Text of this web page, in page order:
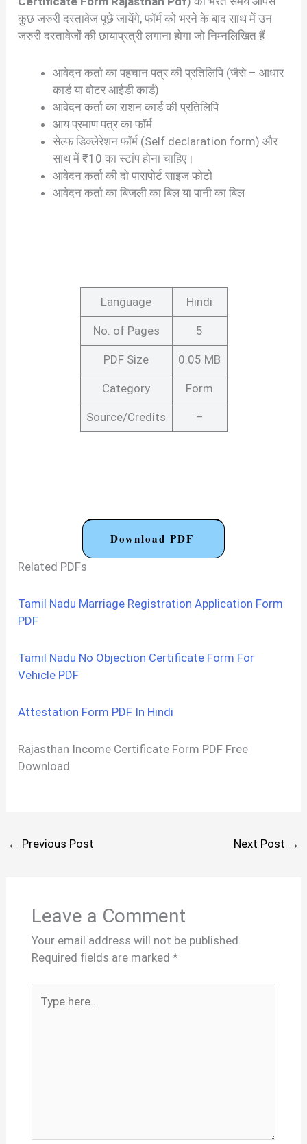
कुछ जरुरी दस्तावेज पूछे जायेंगे, फॉर्म को भरने के बाद साथ में उन
जरुरी दस्तावेजों की छायाप्रत्री लगाना होगा जो निम्नलिखित हैं
आवेदन कर्ता का पहचान पत्र की प्रतिलिपि (जैसे – आधार
कार्ड या वोटर आईडी कार्ड)
आवेदन कर्ता का राशन कार्ड की प्रतिलिपि
आय प्रमाण पत्र का फॉर्म
सेल्फ डिक्लेरेशन फॉर्म (Self declaration form) और
साथ में ₹10 का स्टांप होना चाहिए।
आवेदन कर्ता की दो पासपोर्ट साइज फोटो
आवेदन कर्ता का बिजली का बिल या पानी का बिल
Language Hindi
No. of Pages 5
PDF Size 0.05 MB
Category Form
Source/Credits –
Download PDF
Related PDFs
Tamil Nadu Marriage Registration Application Form
PDF
Tamil Nadu No Objection Certificate Form For
Vehicle PDF
Attestation Form PDF In Hindi
Rajasthan Income Certificate Form PDF Free
Download
← Previous Post Next Post →
Leave a Comment
Your email address will not be published.
Required fields are marked *
here..